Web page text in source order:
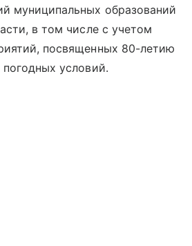
муниципальных образований
в том числе с учетом
посвященных 80-летию
условий.